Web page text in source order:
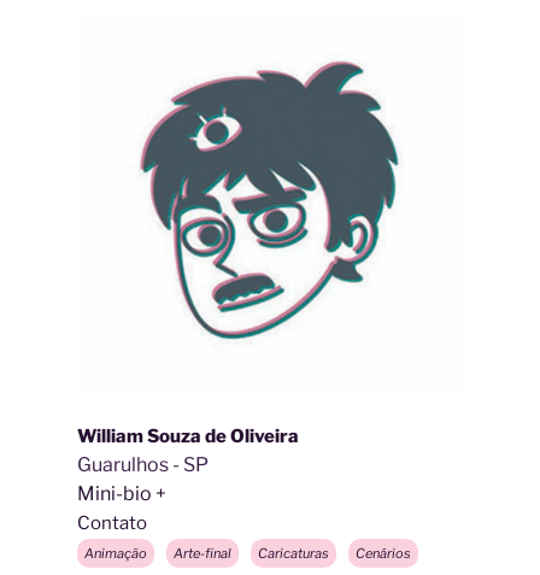
William Souza de Oliveira
Guarulhos - SP
Mini-bio
Contato
Animação Arte-final Caricaturas Cenários